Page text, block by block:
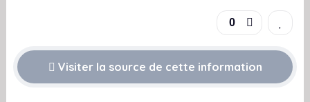
0
Visiter la source de cette information